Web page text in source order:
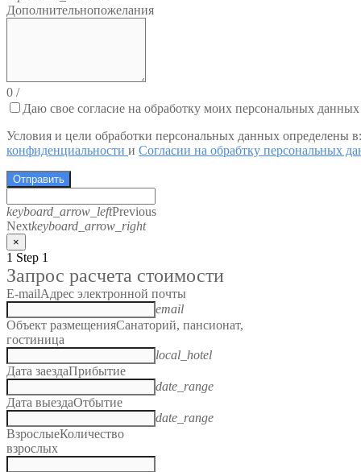
Дополнительнопожелания
0 /
Даю свое согласие на обработку моих персональных данных
Условия и цели обработки персональных данных определены
конфиденциальности и Согласии на обрабтку персональных
Отправить
keyboard_arrow_leftPrevious
Nextkeyboard_arrow_right
×
1 Step 1
Запрос расчета стоимости
E-mailАдрес электронной почты
email
Объект размещенияСанаторий, пансионат,
гостиница
local_hotel
Дата заездаПрибытие
date_range
Дата выездаОтбытие
date_range
ВзрослыеКоличество
взрослых